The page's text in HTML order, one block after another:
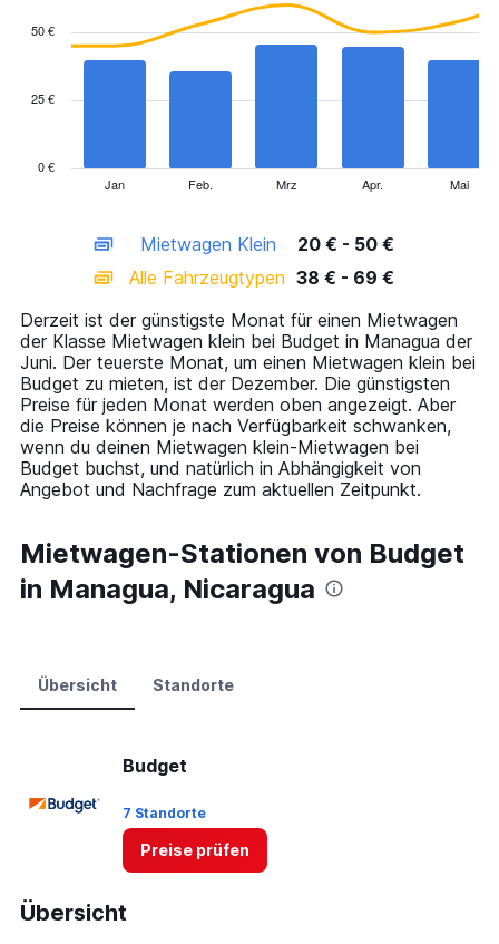
has
displaying
categories.
14
categories.
The
chart
has
1
Y
axis
displaying
values.
0
to
75.
Jan Feb. Mrz Apr. Mai
0 €
25 €
50 €
Mietwagen Klein
20 € - 50 €
Alle Fahrzeugtypen 38 € - 69 €
Derzeit ist der günstigste Monat für einen Mietwagen
der Klasse Mietwagen klein bei Budget in Managua der
Juni. Der teuerste Monat, um einen Mietwagen klein bei
Budget zu mieten, ist der Dezember. Die günstigsten
Preise für jeden Monat werden oben angezeigt. Aber
die Preise können je nach Verfügbarkeit schwanken,
wenn du deinen Mietwagen klein-Mietwagen bei
Budget buchst, und natürlich in Abhängigkeit von
Angebot und Nachfrage zum aktuellen Zeitpunkt.
Mietwagen-Stationen von Budget
in Managua, Nicaragua
Übersicht Standorte
Budget
7 Standorte
Preise prüfen
Übersicht